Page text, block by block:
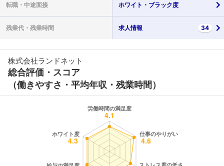
転職・ 中途面接 ホワイト・ ブラック度
残業代・ 残業時間 求人情報 34
株式会社ランドネット
総合評価・スコア
（働きやすさ・平均年収・残業時間）